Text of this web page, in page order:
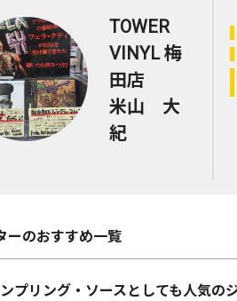
TOWER
VINYL 梅
田店
米山 大
紀
ーのおすすめ一覧
プリング・ソースとしても人気の